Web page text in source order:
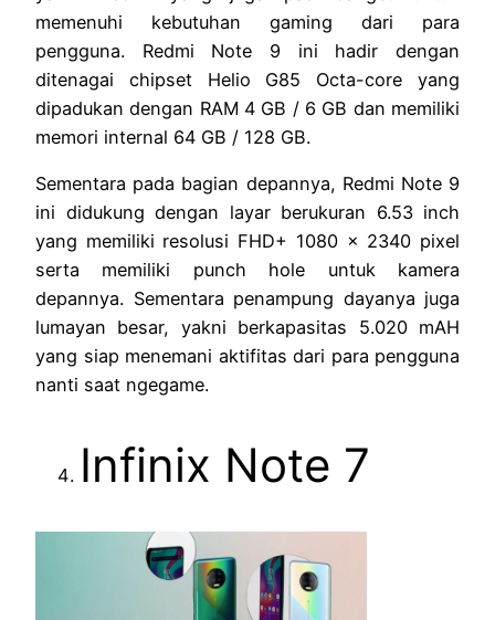
memenuhi kebutuhan gaming dari para
pengguna. Redmi Note 9 ini hadir dengan
ditenagai chipset Helio G85 Octa-core yang
dipadukan dengan RAM 4 GB / 6 GB dan memiliki
memori internal 64 GB / 128 GB.
Sementara pada bagian depannya, Redmi Note 9
ini didukung dengan layar berukuran 6.53 inch
yang memiliki resolusi FHD+ 1080 x 2340 pixel
serta memiliki punch hole untuk kamera
depannya. Sementara penampung dayanya juga
lumayan besar, yakni berkapasitas 5.020 mAH
yang siap menemani aktifitas dari para pengguna
nanti saat ngegame.
Infinix Note 7